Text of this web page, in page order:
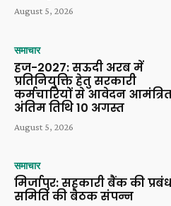
August 5, 2026
समाचार
हज-2027: सऊदी अरब में
प्रतिनियुक्ति हेतु सरकारी
कर्मचारियों से आवेदन
अंतिम तिथि 10 अगस्त
August 5, 2026
समाचार
मिर्जापुर: सहकारी बैंक की
समिति की बैठक संपन्न